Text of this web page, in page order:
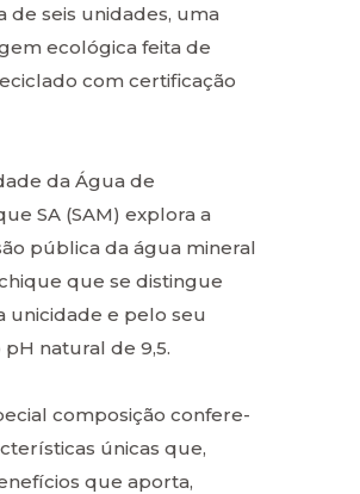
de seis unidades, uma
ecológica feita de
com certificação
da Água de
SA (SAM) explora a
pública da água mineral
que se distingue
unicidade e pelo seu
natural de 9,5.
composição confere-
únicas que,
que aporta,